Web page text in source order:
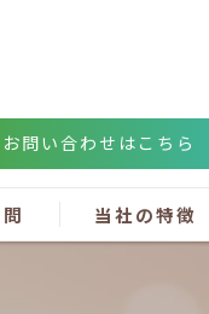
お問い合わせはこちら
当社の特徴